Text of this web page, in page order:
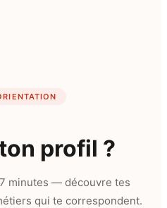
profil ?
minutes — découvre tes
qui te correspondent.